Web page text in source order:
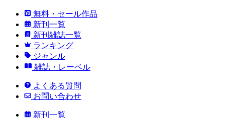
無料・セール作品
新刊一覧
新刊雑誌一覧
ランキング
ジャンル
雑誌・レーベル
よくある質問
お問い合わせ
新刊一覧